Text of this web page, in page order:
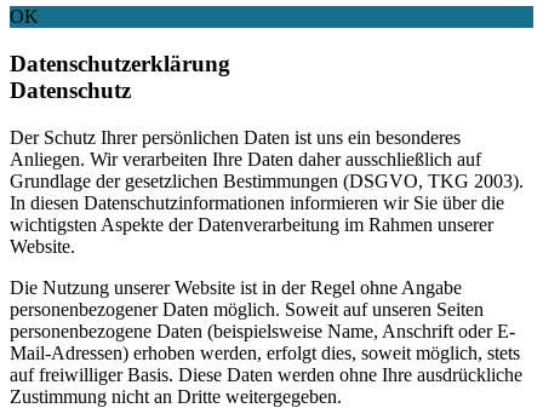
OK
Datenschutzerklärung
Datenschutz
Der Schutz Ihrer persönlichen Daten ist uns ein besonderes
Anliegen. Wir verarbeiten Ihre Daten daher ausschließlich auf
Grundlage der gesetzlichen Bestimmungen (DSGVO, TKG 2003).
In diesen Datenschutzinformationen informieren wir Sie über die
wichtigsten Aspekte der Datenverarbeitung im Rahmen unserer
Website.
Die Nutzung unserer Website ist in der Regel ohne Angabe
personenbezogener Daten möglich. Soweit auf unseren Seiten
personenbezogene Daten (beispielsweise Name, Anschrift oder E-
Mail-Adressen) erhoben werden, erfolgt dies, soweit möglich, stets
auf freiwilliger Basis. Diese Daten werden ohne Ihre ausdrückliche
Zustimmung nicht an Dritte weitergegeben.